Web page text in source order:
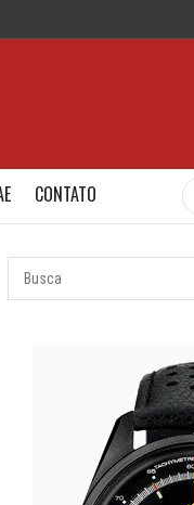
CONTATO